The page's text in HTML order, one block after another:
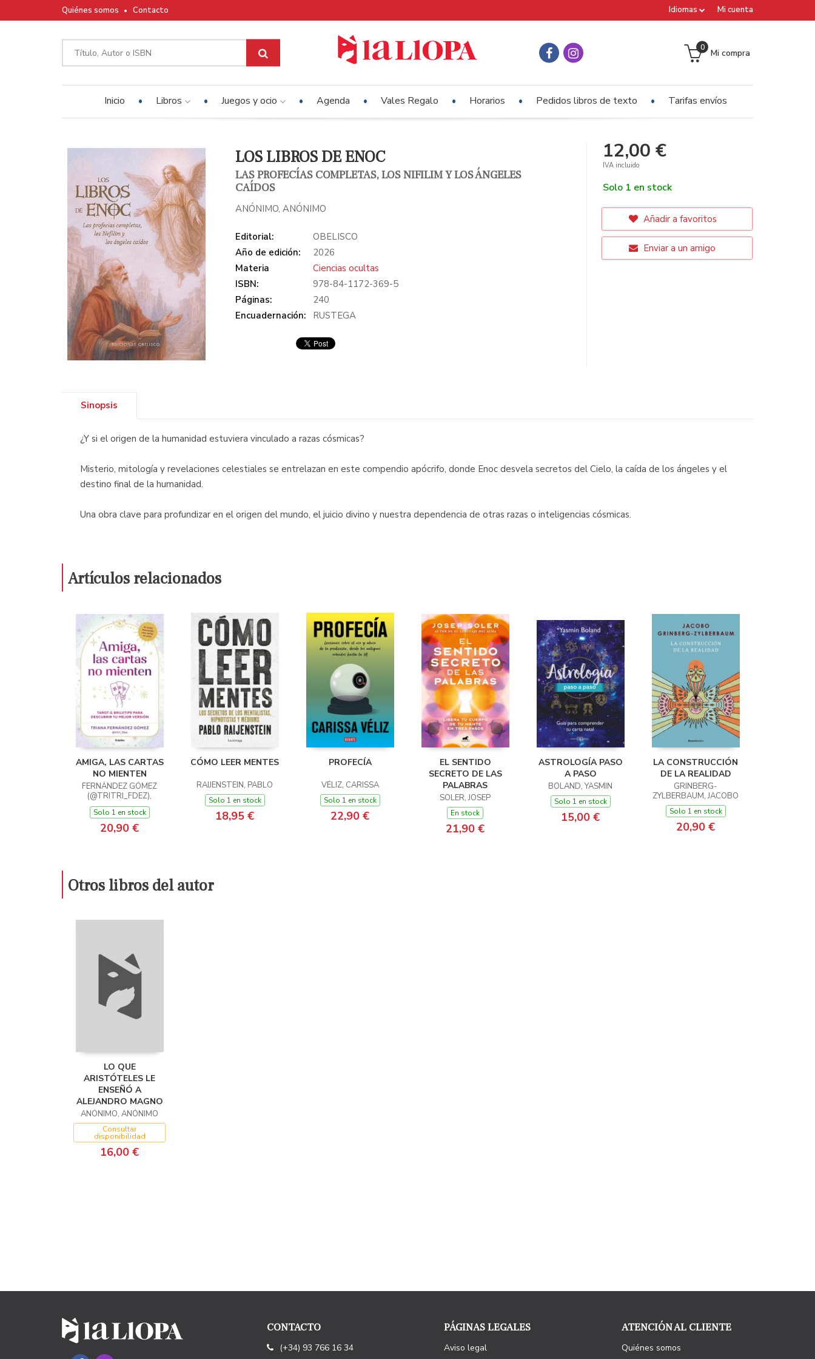
Mi cuenta
Idiomas
Quiénes somos Contacto
Mi compra
0
Inicio Libros Juegos y ocio Agenda Vales Regalo Horarios Pedidos libros de texto Tarifas envíos
LOS LIBROS DE ENOC
LAS PROFECÍAS COMPLETAS, LOS NIFILIM Y LOS ÁNGELES
CAÍDOS
ANÓNIMO, ANÓNIMO
Editorial:
OBELISCO
Año de edición:
2026
Materia
Ciencias ocultas
ISBN:
978-84-1172-369-5
Páginas:
240
Encuadernación:
RUSTEGA
12,00 €
IVA incluido
Solo 1 en stock
Añadir a favoritos
Enviar a un amigo
Sinopsis
¿Y si el origen de la humanidad estuviera vinculado a razas cósmicas?
Misterio, mitología y revelaciones celestiales se entrelazan en este compendio apócrifo, donde Enoc desvela secretos del Cielo, la caída de los ángeles y el
destino final de la humanidad.
Una obra clave para profundizar en el origen del mundo, el juicio divino y nuestra dependencia de otras razas o inteligencias cósmicas.
Artículos relacionados
AMIGA, LAS CARTAS
NO MIENTEN
FERNÁNDEZ GÓMEZ
(@TRITRI_FDEZ),
TRIANA
Solo 1 en stock
20,90 €
CÓMO LEER MENTES
RAIJENSTEIN, PABLO
Solo 1 en stock
18,95 €
PROFECÍA
VÉLIZ, CARISSA
Solo 1 en stock
22,90 €
EL SENTIDO
SECRETO DE LAS
PALABRAS
SOLER, JOSEP
En stock
21,90 €
ASTROLOGÍA PASO
A PASO
BOLAND, YASMIN
Solo 1 en stock
15,00 €
LA CONSTRUCCIÓN
DE LA REALIDAD
GRINBERG-
ZYLBERBAUM, JACOBO
Solo 1 en stock
20,90 €
Otros libros del autor
LO QUE
ARISTÓTELES LE
ENSEÑÓ A
ALEJANDRO MAGNO
ANÓNIMO, ANÓNIMO
Consultar
disponibilidad
16,00 €
CONTACTO
(+34) 93 766 16 34
PÁGINAS LEGALES
Aviso legal
ATENCIÓN AL CLIENTE
Quiénes somos